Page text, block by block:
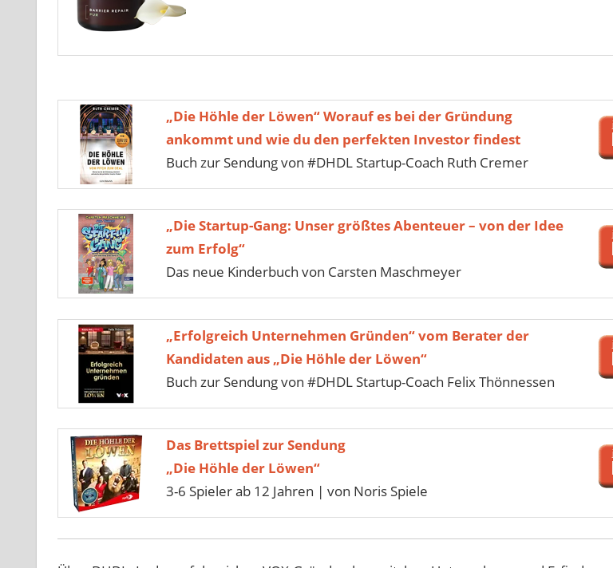
„Die Höhle der Löwen“ Worauf es bei der Gründung
ankommt und wie du den perfekten Investor findest
Buch zur Sendung von #DHDL Startup-Coach Ruth Cremer
„Die Startup-Gang: Unser größtes Abenteuer – von der Idee
zum Erfolg“
Das neue Kinderbuch von Carsten Maschmeyer
„Erfolgreich Unternehmen Gründen“ vom Berater der
Kandidaten aus „Die Höhle der Löwen“
Buch zur Sendung von #DHDL Startup-Coach Felix Thönnessen
Das Brettspiel zur Sendung
„Die Höhle der Löwen“
3-6 Spieler ab 12 Jahren | von Noris Spiele